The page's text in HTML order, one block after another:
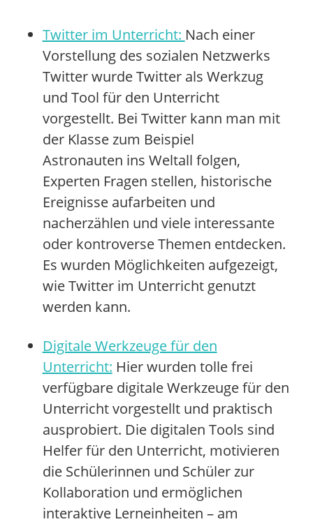
Twitter im Unterricht: Nach einer
Vorstellung des sozialen Netzwerks
Twitter wurde Twitter als Werkzug
und Tool für den Unterricht
vorgestellt. Bei Twitter kann man mit
der Klasse zum Beispiel
Astronauten ins Weltall folgen,
Experten Fragen stellen, historische
Ereignisse aufarbeiten und
nacherzählen und viele interessante
oder kontroverse Themen entdecken.
Es wurden Möglichkeiten aufgezeigt,
wie Twitter im Unterricht genutzt
werden kann.
Digitale Werkzeuge für den
Unterricht: Hier wurden tolle frei
verfügbare digitale Werkzeugefür den
Unterricht vorgestellt und praktisch
ausprobiert. Die digitalen Tools sind
Helfer für den Unterricht, motivieren
die Schülerinnen und Schüler zur
Kollaboration und ermöglichen
interaktive Lerneinheiten – am